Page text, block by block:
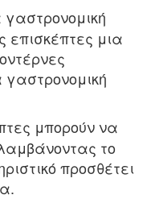
επισκέπτες μια
μπορούν να
το
προσθέτει